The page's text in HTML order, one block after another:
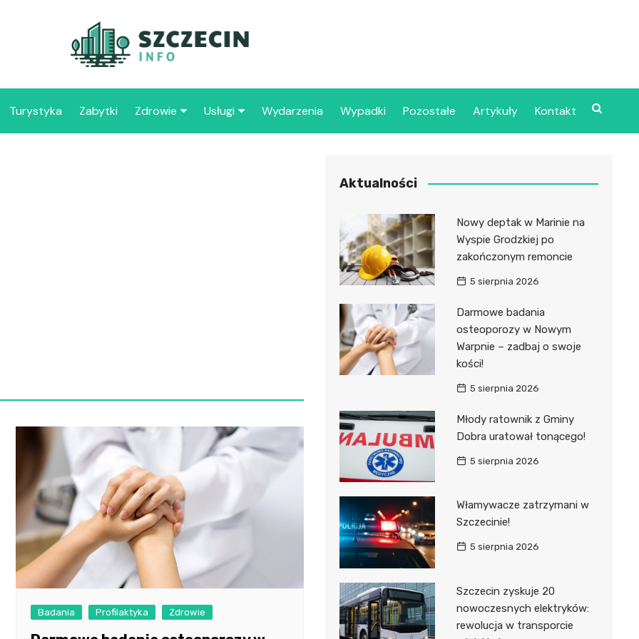
Turystyka Zabytki Zdrowie
109 Szpital Wojskowy w
Szczecinie
Samodzielny Publiczny
Specjalistyczny Zakład
Opieki Zdrowotnej
Samodzielny Publiczny
Szpital Kliniczny nr 1 im. T.
Sokołowskiego
Pomorskiej Akademii
Medycznej
Samodzielny Publiczny
Szpital Kliniczny nr 2
Specjalistyczny Szpital im.
A. Sokołowskiego
Samodzielny Publiczny
Wojewódzki Szpital
Zespolony im. M.
Skłodowskiej-Curi
Usługi Wydarzenia Wypadki Pozostałe Artykuły Kontakt
Badania Profilaktyka Zdrowie
Aktualności
Nowy deptak w Marinie na
Wyspie Grodzkiej po
zakończonym remoncie
5 sierpnia 2026
Darmowe badania
osteoporozy w Nowym
Warpnie – zadbaj o swoje
kości!
5 sierpnia 2026
Młody ratownik z Gminy
Dobra uratował tonącego!
5 sierpnia 2026
Włamywacze zatrzymani w
Szczecinie!
5 sierpnia 2026
Szczecin zyskuje 20
nowoczesnych elektryków:
rewolucja w transporcie